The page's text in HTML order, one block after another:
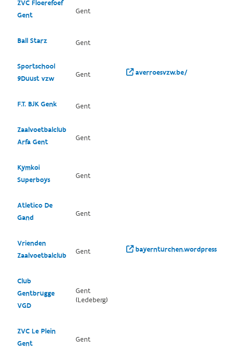
ZVC Floerefoef
Gent
Gent
Ball Starz Gent
Sportschool
9Duust vzw
Gent averroesvzw.be/
F.T. BJK Genk Gent
Zaalvoetbalclub
Arfa Gent
Gent
Kymkoi
Superboys
Gent
Atletico De
Gand
Gent
Vrienden
Zaalvoetbalclub
Gent
Club
Gentbrugge
VGD
Gent
(Ledeberg)
ZVC Le Plein
Gent
Gent